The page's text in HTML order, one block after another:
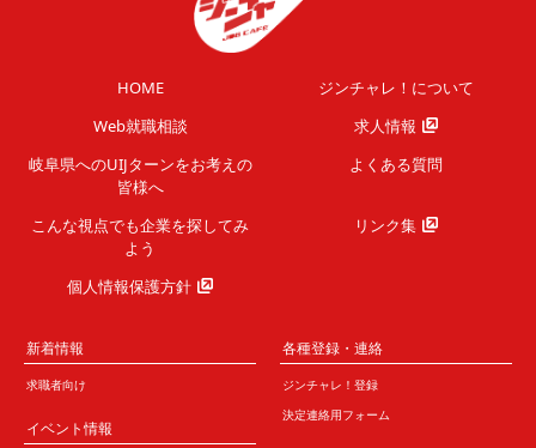
HOME
ジンチャレ！について
Web就職相談
求人情報
岐阜県へのUIJターンをお考えの
皆様へ
よくある質問
こんな視点でも企業を探してみ
よう
リンク集
個人情報保護方針
新着情報
求職者向け
イベント情報
各種登録・連絡
ジンチャレ！登録
決定連絡用フォーム